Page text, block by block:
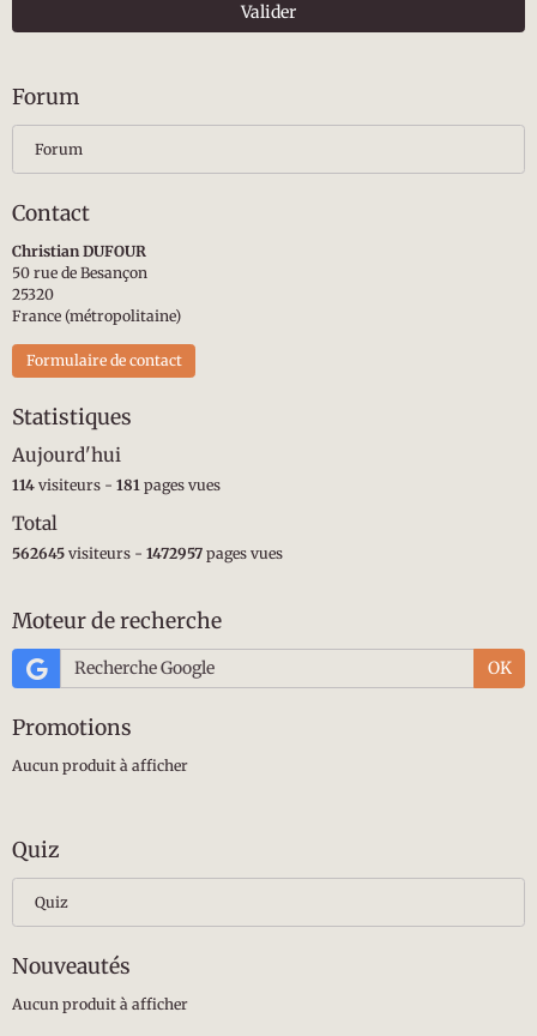
Valider
Forum
Forum
Contact
Christian DUFOUR
50 rue de Besançon
25320
France (métropolitaine)
Formulaire de contact
Statistiques
Aujourd'hui
114 visiteurs - 181 pages vues
Total
562645 visiteurs - 1472957 pages vues
Moteur de recherche
OK
Promotions
Aucun produit à afficher
Quiz
Quiz
Nouveautés
Aucun produit à afficher